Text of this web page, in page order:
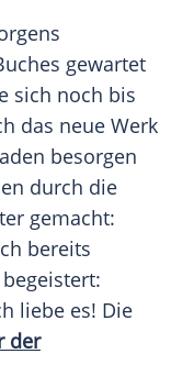
gewartet
sich noch bis
das neue Werk
besorgen
durch die
gemacht:
bereits
liebe es! Die
der